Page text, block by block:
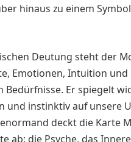
hinaus zu einem
Deutung steht der
Emotionen, Intuition und
Bedürfnisse. Er spiegelt
und instinktiv auf unsere
deckt die Karte
ab: die Psyche, das